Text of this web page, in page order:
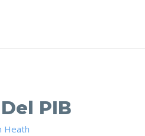
PIB
Heath